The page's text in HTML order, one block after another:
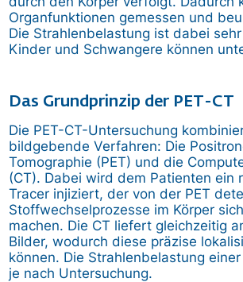
Organfunktionen gemessen und
Die Strahlenbelastung ist dabei
Kinder und Schwangere können
Das Grundprinzip der PET-CT
Die PET-CT-Untersuchung
bildgebende Verfahren: Die
Tomographie (PET) und die
(CT). Dabei wird dem Patienten ein
Tracer injiziert, der von der PET
Stoffwechselprozesse im Körper
machen. Die CT liefert gleichzeitig
Bilder, wodurch diese präzise
können. Die Strahlenbelastung
je nach Untersuchung.